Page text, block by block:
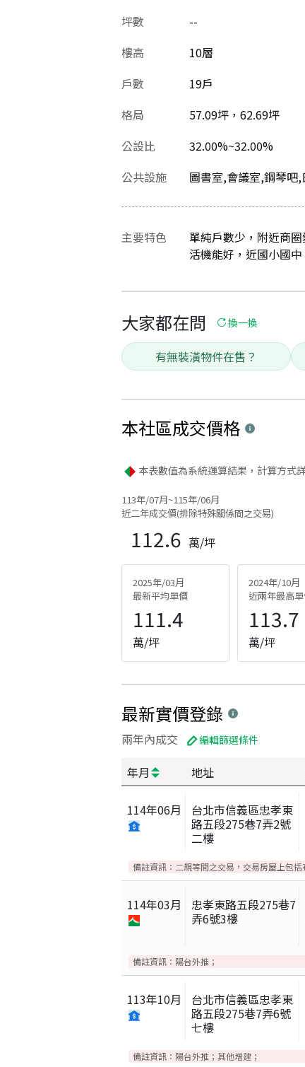
坪數
--
樓高
10層
戶數
19戶
格局
57.09坪，62.69坪
公設比
32.00%~32.00%
公共設施 圖書室,會議室,鋼琴吧
主要特色
單純戶數少，附近商
活機能好，近國小國
大家都在問 換一換
有無裝潢物件在售？
本社區成交價格
本表數值為系統運算結果，計算方式
113年/07月~115年/06月
近二年成交價(排除特殊關係間之交易)
112.6 萬/坪
2025年/03月
最新平均單價
111.4
萬/坪
2024年/10月
近兩年最高
113.7
萬/坪
最新實價登錄
兩年內成交 編輯篩選條件
年月 地址
114年06月
台北市信義區忠孝東
路五段275巷7弄2號
二樓
備註資訊： 二親等間之交易，交易房屋上包
114年03月
忠孝東路五段275巷7
弄6號3樓
備註資訊： 陽台外推；
113年10月
台北市信義區忠孝東
路五段275巷7弄6號
七樓
備註資訊： 陽台外推；其他增建；